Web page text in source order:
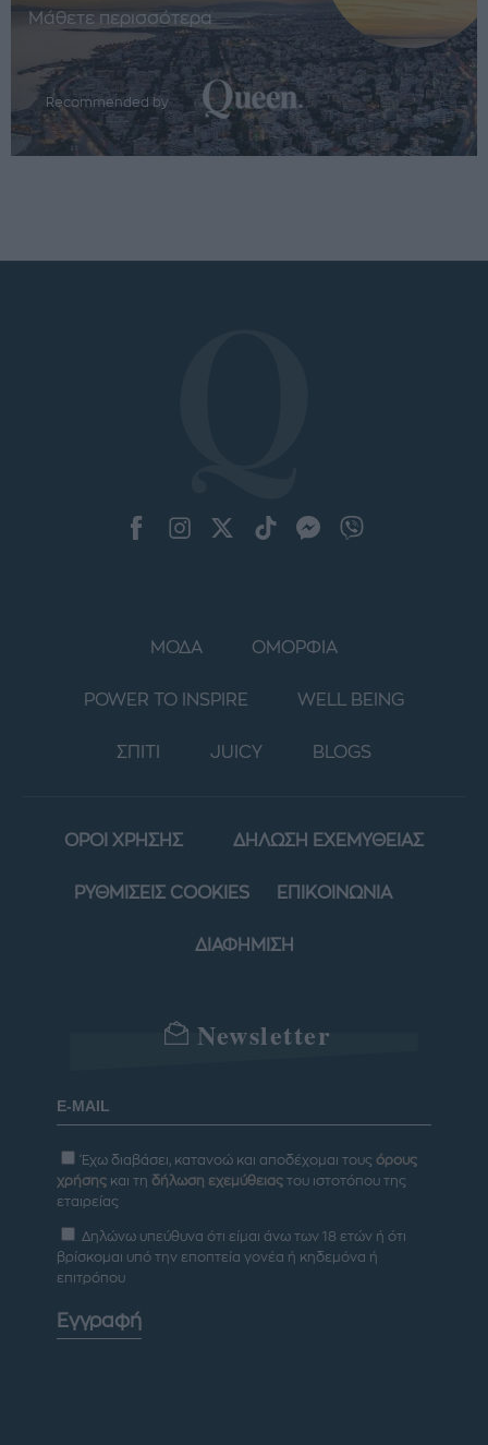
Μάθετε περισσότερα
Recommended by
ΜΟΔΑ ΟΜΟΡΦΙΑ
POWER TO INSPIRE WELL BEING
ΣΠΙΤΙ JUICY BLOGS
ΟΡΟΙ ΧΡΗΣΗΣ ΔΗΛΩΣΗ ΕΧΕΜΥΘΕΙΑΣ
ΡΥΘΜΙΣΕΙΣ COOKIES ΕΠΙΚΟΙΝΩΝΙΑ
ΔΙΑΦΗΜΙΣΗ
Newsletter
Έχω διαβάσει, κατανοώ και αποδέχομαι τους όρους
χρήσης και τη δήλωση εχεμύθειας του ιστοτόπου της
εταιρείας
Δηλώνω υπεύθυνα ότι είμαι άνω των 18 ετών ή ότι
βρίσκομαι υπό την εποπτεία γονέα ή κηδεμόνα ή
επιτρόπου
Εγγραφή